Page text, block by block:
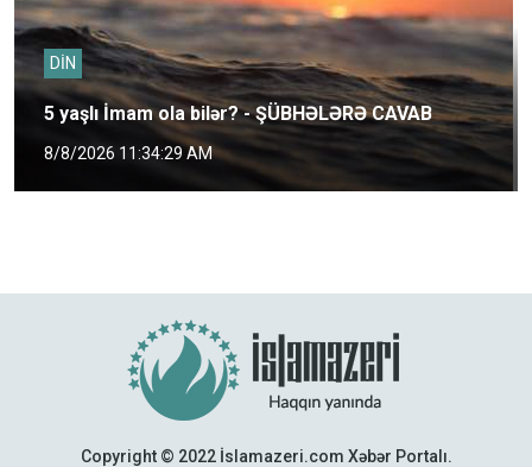
DİN
5 yaşlı İmam ola bilər? - ŞÜBHƏLƏRƏ CAVAB
8/8/2026 11:34:29 AM
Copyright © 2022 İslamazeri.com Xəbər Portalı.